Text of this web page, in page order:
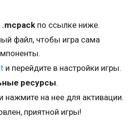
.mcpack по ссылке ниже.
файл, чтобы игра сама
и перейдите в настройки игры.
ресурсы.
нажмите на нее для активации.
приятной игры!